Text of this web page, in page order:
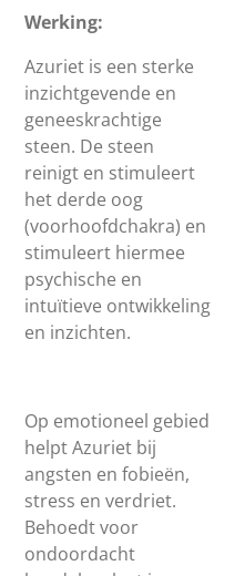
Werking:
Azuriet is een sterke
inzichtgevende en
geneeskrachtige
steen. De steen
reinigt en stimuleert
het derde oog
(voorhoofdchakra) en
stimuleert hiermee
psychische en
intuïtieve ontwikkeling
en inzichten.
Op emotioneel gebied
helpt Azuriet bij
angsten en fobieën,
stress en verdriet.
Behoedt voor
ondoordacht